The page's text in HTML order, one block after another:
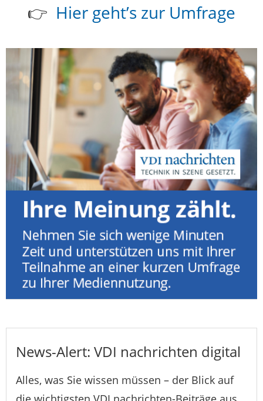
👉 Hier geht’s zur Umfrage
News-Alert: VDI nachrichten digital
Alles, was Sie wissen müssen – der Blick auf